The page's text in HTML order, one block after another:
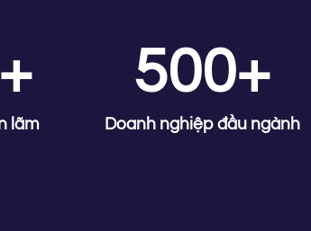
lãm Doanh nghiệp đầu ngành
500+